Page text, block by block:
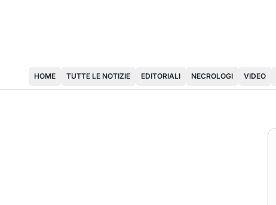
HOME TUTTE LE NOTIZIE EDITORIALI NECROLOGI VIDEO